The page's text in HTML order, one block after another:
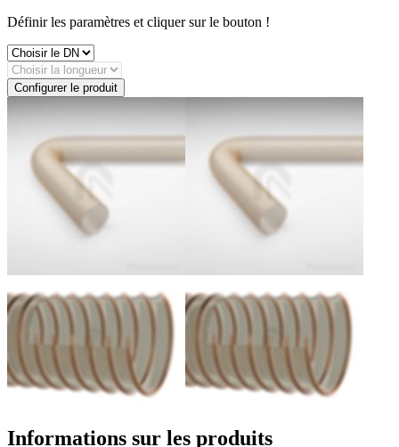
Définir les paramètres et cliquer sur le bouton !
Configurer le produit
Informations sur les produits